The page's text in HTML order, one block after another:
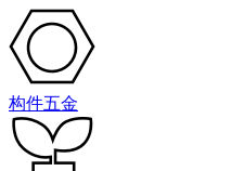
构件五金